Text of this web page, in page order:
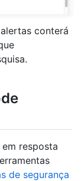
conterá
resposta
de segurança